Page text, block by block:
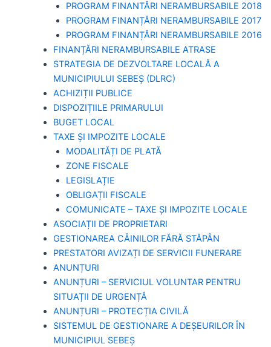
PROGRAM FINANTĂRI NERAMBURSABILE 2018
PROGRAM FINANȚĂRI NERAMBURSABILE 2017
PROGRAM FINANȚĂRI NERAMBURSABILE 2016
FINANȚĂRI NERAMBURSABILE ATRASE
STRATEGIA DE DEZVOLTARE LOCALĂ A
MUNICIPIULUI SEBEȘ (DLRC)
ACHIZIȚII PUBLICE
DISPOZIȚIILE PRIMARULUI
BUGET LOCAL
TAXE ȘI IMPOZITE LOCALE
MODALITĂȚI DE PLATĂ
ZONE FISCALE
LEGISLAȚIE
OBLIGAȚII FISCALE
COMUNICATE – TAXE ȘI IMPOZITE LOCALE
ASOCIAȚII DE PROPRIETARI
GESTIONAREA CÂINILOR FĂRĂ STĂPÂN
PRESTATORI AVIZAȚI DE SERVICII FUNERARE
ANUNȚURI
ANUNȚURI – SERVICIUL VOLUNTAR PENTRU
SITUAȚII DE URGENȚĂ
ANUNȚURI – PROTECȚIA CIVILĂ
SISTEMUL DE GESTIONARE A DEȘEURILOR ÎN
MUNICIPIUL SEBEȘ